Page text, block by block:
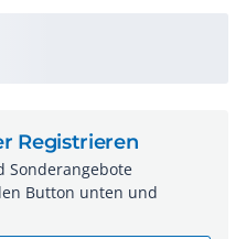
Registrieren
Sonderangebote
Button unten und